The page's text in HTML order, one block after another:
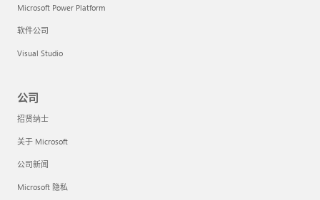
Microsoft Power Platform
软件公司
Visual Studio
公司
招贤纳士
关于 Microsoft
公司新闻
Microsoft 隐私